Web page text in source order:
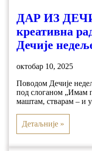
ДАР ИЗ
креативна
Дечије
октобар 10, 2025
Поводом Дечије
под слоганом „Имам
маштам, стварам – и
Детаљније »